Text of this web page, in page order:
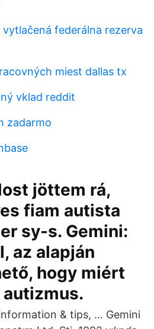
federálna rezerva
miest dallas tx
vklad reddit
zadarmo
jöttem rá,
fiam autista
sy-s. Gemini:
az alapján
hogy miért
& tips, … Gemini